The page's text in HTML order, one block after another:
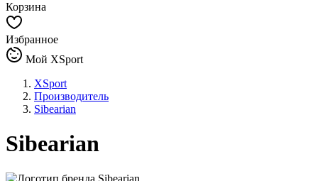
Корзина
Избранное
Мой XSport
XSport
Производитель
Sibearian
Sibearian